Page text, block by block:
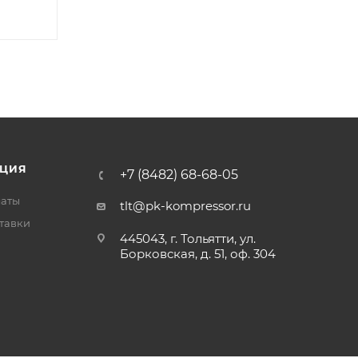
+7 (8482) 68-68-05
tlt@pk-kompressor.ru
445043, г. Тольятти, ул.
Борковская, д. 51, оф. 304